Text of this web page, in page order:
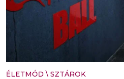
ÉLETMÓD \ SZTÁROK